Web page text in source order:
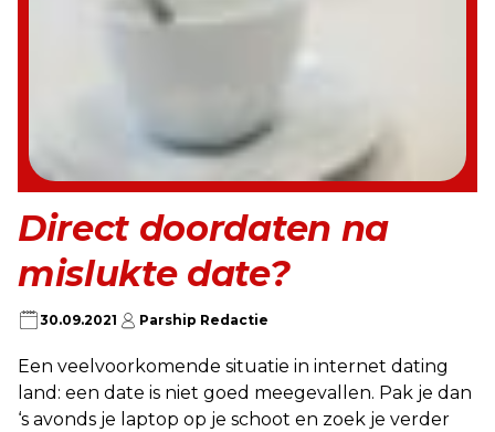
Direct doordaten na
mislukte date?
30.09.2021 Parship Redactie
Een veelvoorkomende situatie in internet dating
land: een date is niet goed meegevallen. Pak je dan
‘s avonds je laptop op je schoot en zoek je verder